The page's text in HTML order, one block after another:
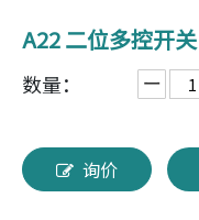
A22 二位多控开关
数量：
询价